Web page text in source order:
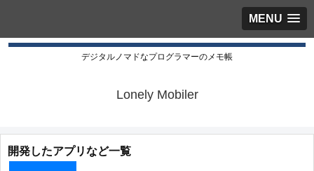
MENU
デジタルノマドなプログラマーのメモ帳
Lonely Mobiler
開発したアプリなど一覧